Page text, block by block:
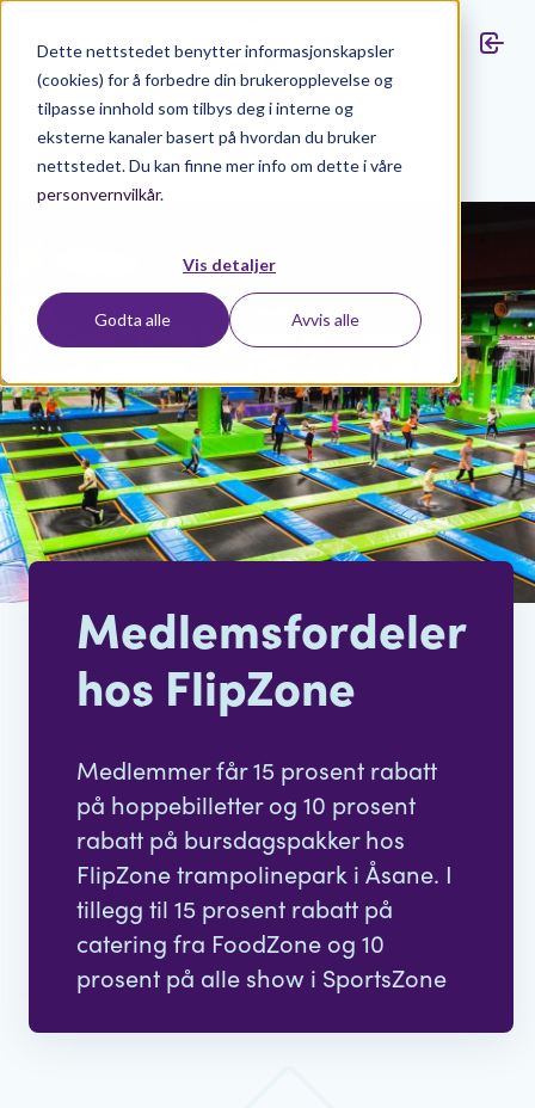
Dette nettstedet benytter informasjonskapsler
(cookies) for å forbedre din brukeropplevelse og
tilpasse innhold som tilbys deg i interne og
eksterne kanaler basert på hvordan du bruker
nettstedet. Du kan finne mer info om dette i våre
personvernvilkår.
Vis detaljer
Godta alle Avvis alle
Medlem og beboer / Medlemsfordeler
Medlemsfordeler
hos FlipZone
Medlemmer får 15 prosent rabatt
på hoppebilletter og 10 prosent
rabatt på bursdagspakker hos
FlipZone trampolinepark i Åsane. I
tillegg til 15 prosent rabatt på
catering fra FoodZone og 10
prosent på alle show i SportsZone